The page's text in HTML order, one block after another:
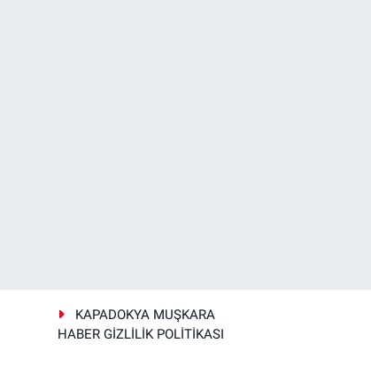
KAPADOKYA MUŞKARA
HABER GİZLİLİK POLİTİKASI